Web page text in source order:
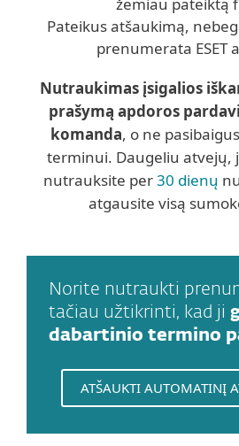
Pateikus atšaukimą,
prenumerata ESET
Nutraukimas įsigalios
prašymą apdoros
komanda, o ne
terminui. Daugeliu atvejų,
nutrauksite per30 dienų
atgausite visą
Norite nutraukti
tačiau užtikrinti, kad ji
dabartinio termino
ATŠAUKTI AUTOMATINĮ